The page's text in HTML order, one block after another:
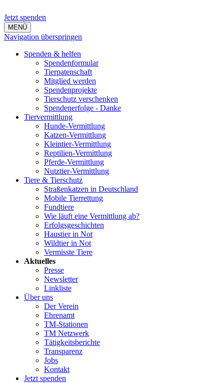
Jetzt spenden
MENÜ
Navigation überspringen
Spenden & helfen
Spendenformular
Tierpatenschaft
Mitglied werden
Spendenprojekte
Tierschutz verschenken
Spendenerfolge - Danke
Tiervermittlung
Hunde-Vermittlung
Katzen-Vermittlung
Kleintier-Vermittlung
Reptilien-Vermittlung
Pferde-Vermittlung
Nutztier-Vermittlung
Tiere & Tierschutz
Straßenkatzen in Deutschland
Mobile Tierrettung
Fundtiere
Wie läuft eine Vermittlung ab?
Erfolgsgeschichten
Haustier in Not
Wildtier in Not
Vermisste Tiere
Aktuelles
Presse
Newsletter
Linkliste
Über uns
Der Verein
Ehrenamt
TM-Stationen
TM Netzwerk
Tätigkeitsberichte
Transparenz
Jobs
Kontakt
Jetzt spenden